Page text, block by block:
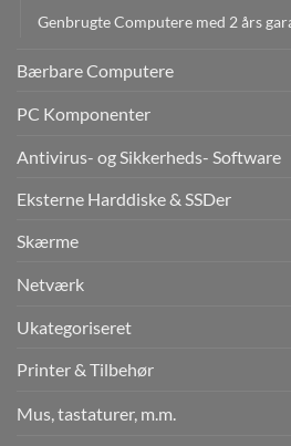
Genbrugte Computere med 2 års
Bærbare Computere
PC Komponenter
Antivirus- og Sikkerheds- Software
Eksterne Harddiske & SSDer
Skærme
Netværk
Ukategoriseret
Printer & Tilbehør
Mus, tastaturer, m.m.